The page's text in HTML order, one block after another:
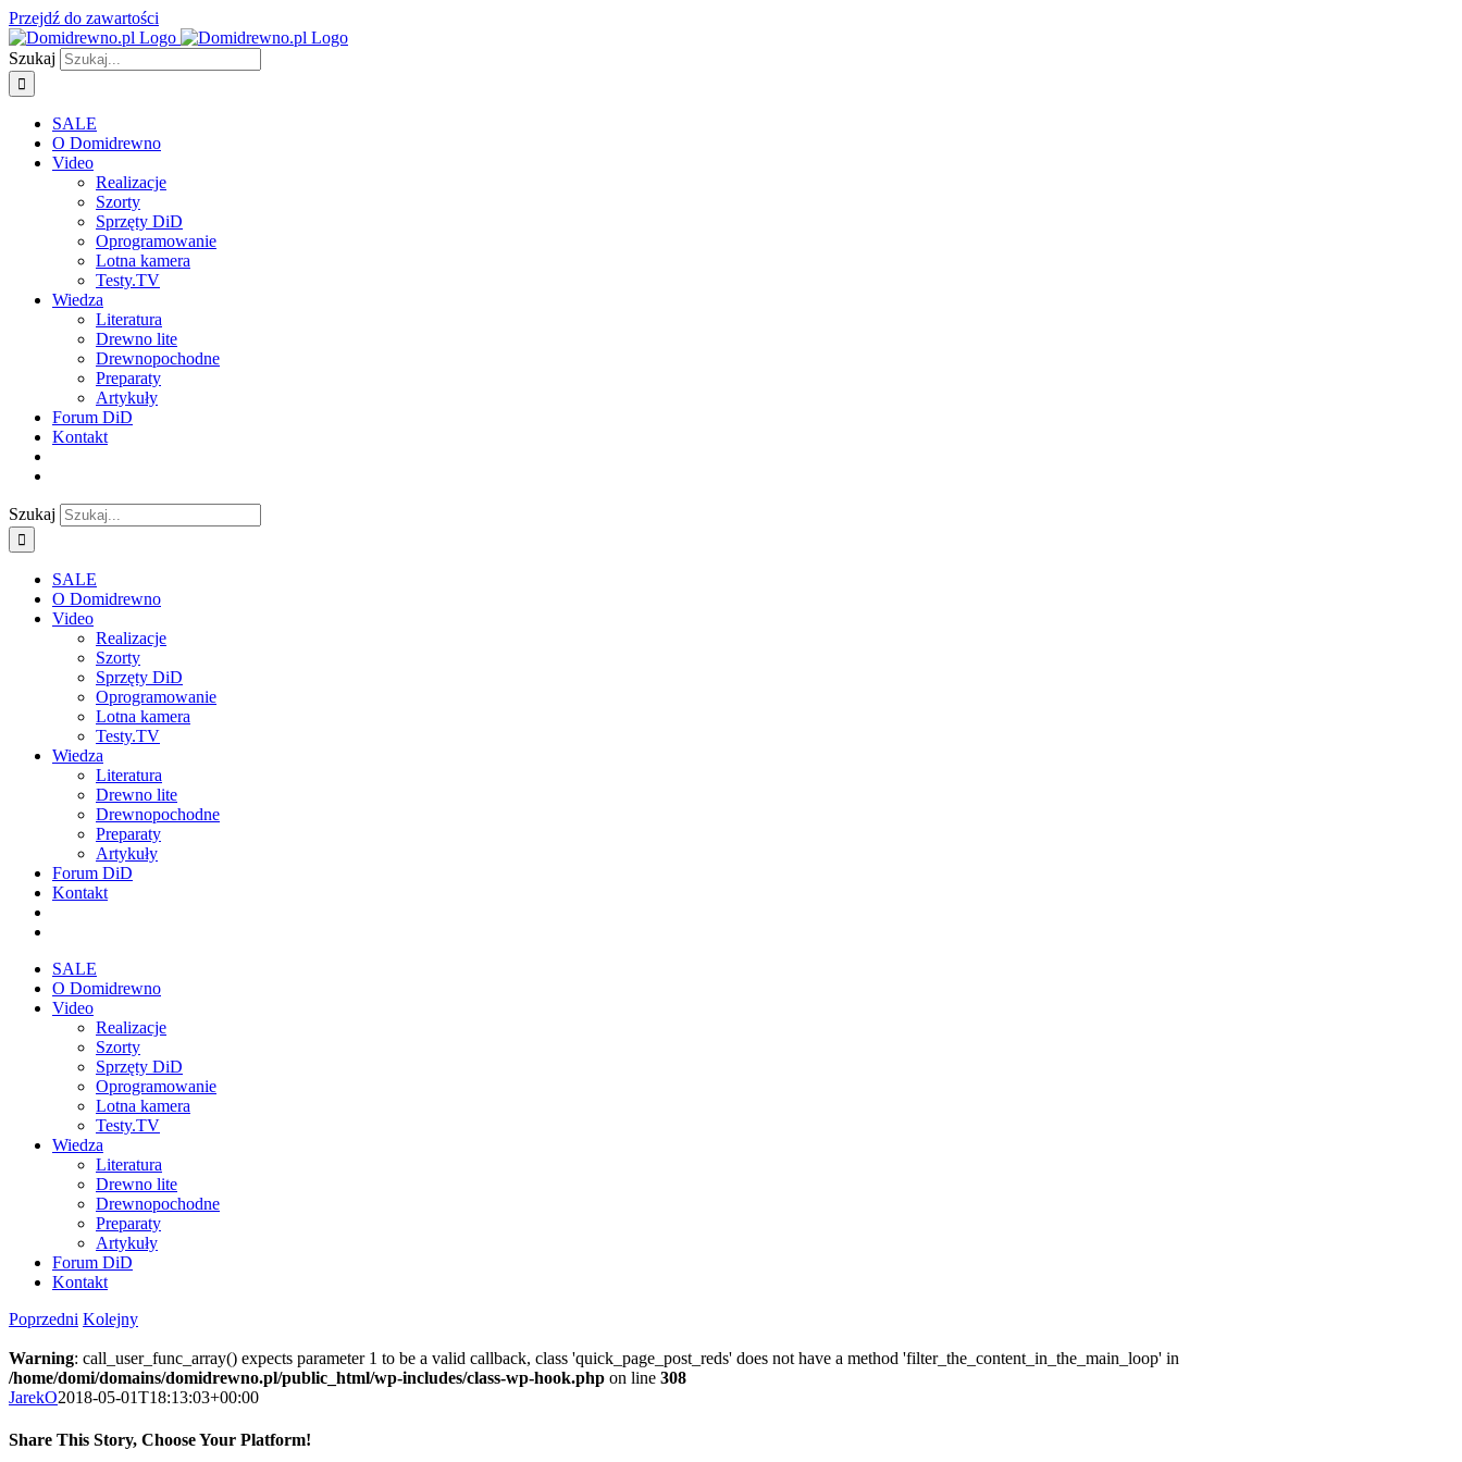
Przejdź do zawartości
Szukaj
SALE
O Domidrewno
Video
Realizacje
Szorty
Sprzęty DiD
Oprogramowanie
Lotna kamera
Testy.TV
Wiedza
Literatura
Drewno lite
Drewnopochodne
Preparaty
Artykuły
Forum DiD
Kontakt
Szukaj
SALE
O Domidrewno
Video
Realizacje
Szorty
Sprzęty DiD
Oprogramowanie
Lotna kamera
Testy.TV
Wiedza
Literatura
Drewno lite
Drewnopochodne
Preparaty
Artykuły
Forum DiD
Kontakt
SALE
O Domidrewno
Video
Realizacje
Szorty
Sprzęty DiD
Oprogramowanie
Lotna kamera
Testy.TV
Wiedza
Literatura
Drewno lite
Drewnopochodne
Preparaty
Artykuły
Forum DiD
Kontakt
Poprzedni Kolejny
Warning: call_user_func_array() expects parameter 1 to be a valid callback, class 'quick_page_post_reds' does not have a method 'filter_the_content_in_the_main_loop' in
/home/domi/domains/domidrewno.pl/public_html/wp-includes/class-wp-hook.php on line 308
JarekO2018-05-01T18:13:03+00:00
Share This Story, Choose Your Platform!